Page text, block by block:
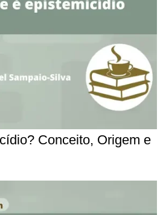
Conceito, Origem e